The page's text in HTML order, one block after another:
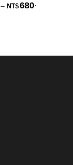
– NT$680